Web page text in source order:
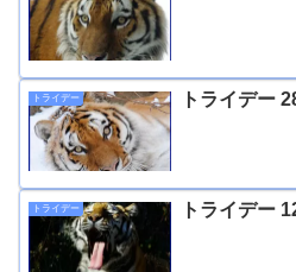
トライデー トライデー
トライデー トライデー